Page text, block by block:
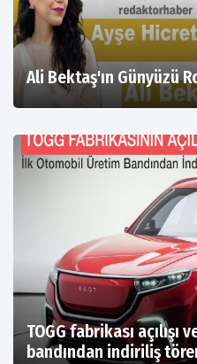
Ali Bektaş'ın Günyüzü
TOGG fabrikası
bandından indiriliş